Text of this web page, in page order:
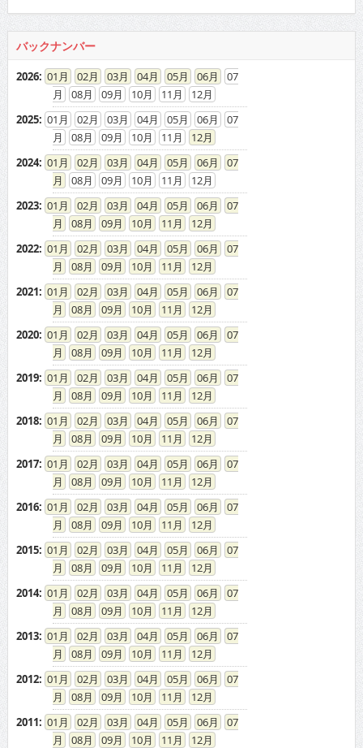
バックナンバー
2026: 01 02 03 04 05 06
07
08
09 10 11
12
2025: 01 02 03 04 05 06
07
08
09 10 11
12
2024: 01 02 03 04 05 06
07
08
09 10 11
12
2023: 01 02 03 04 05 06
07
08
09 10 11
12
2022: 01 02 03 04 05 06
07
08
09 10 11
12
2021: 01 02 03 04 05 06
07
08
09 10 11
12
2020: 01 02 03 04 05 06
07
08
09 10 11
12
2019: 01 02 03 04 05 06
07
08
09 10 11
12
2018: 01 02 03 04 05 06
07
08
09 10 11
12
2017: 01 02 03 04 05 06
07
08
09 10 11
12
2016: 01 02 03 04 05 06
07
08
09 10 11
12
2015: 01 02 03 04 05 06
07
08
09 10 11
12
2014: 01 02 03 04 05 06
07
08
09 10 11
12
2013: 01 02 03 04 05 06
07
08
09 10 11
12
2012: 01 02 03 04 05 06
07
08
09 10 11
12
2011: 01 02 03 04 05 06
07
08
09 10 11
12